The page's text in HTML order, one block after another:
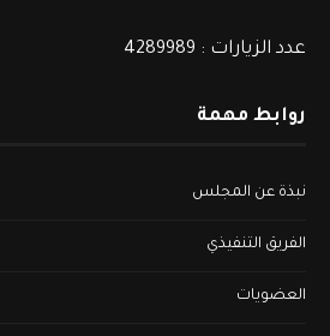
عدد الزيارات : 4289989
روابط مهمة
نبذة عن المجلس
الفريق التنفيذي
العضويات